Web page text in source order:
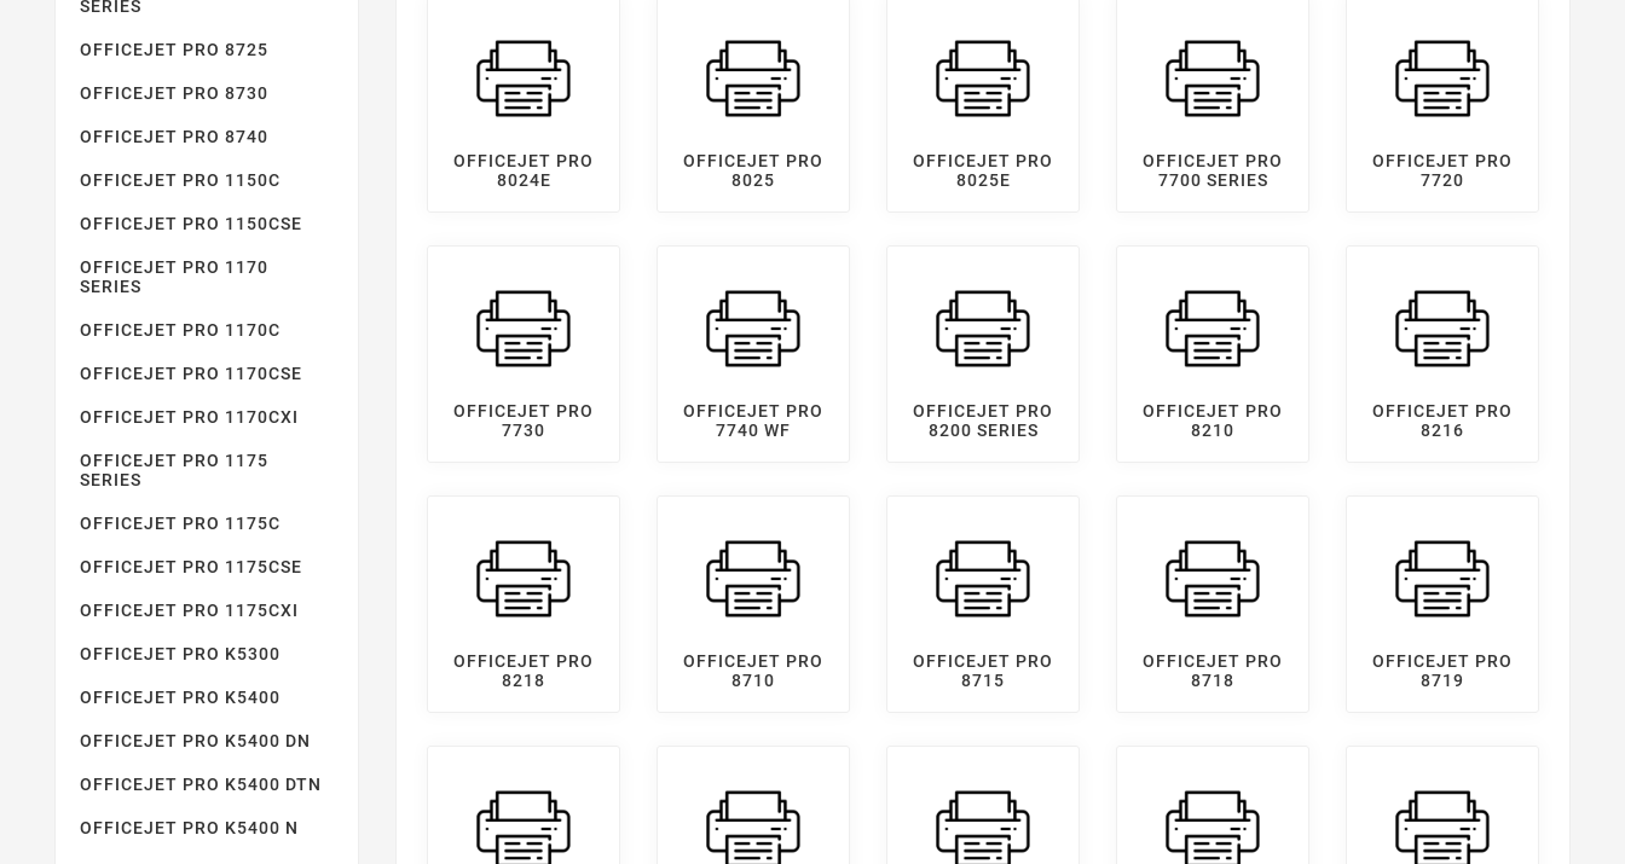
SERIES
OFFICEJET PRO 8725
OFFICEJET PRO 8730
OFFICEJET PRO 8740
OFFICEJET PRO 1150C
OFFICEJET PRO 1150CSE
OFFICEJET PRO 1170
SERIES
OFFICEJET PRO 1170C
OFFICEJET PRO 1170CSE
OFFICEJET PRO 1170CXI
OFFICEJET PRO 1175
SERIES
OFFICEJET PRO 1175C
OFFICEJET PRO 1175CSE
OFFICEJET PRO 1175CXI
OFFICEJET PRO K5300
OFFICEJET PRO K5400
OFFICEJET PRO K5400 DN
OFFICEJET PRO K5400 DTN
OFFICEJET PRO K5400 N
OFFICEJET PRO
8024E
OFFICEJET PRO
8025
OFFICEJET PRO
8025E
OFFICEJET PRO
7700 SERIES
OFFICEJET PRO
7720
OFFICEJET PRO
7730
OFFICEJET PRO
7740 WF
OFFICEJET PRO
8200 SERIES
OFFICEJET PRO
8210
OFFICEJET PRO
8216
OFFICEJET PRO
8218
OFFICEJET PRO
8710
OFFICEJET PRO
8715
OFFICEJET PRO
8718
OFFICEJET PRO
8719